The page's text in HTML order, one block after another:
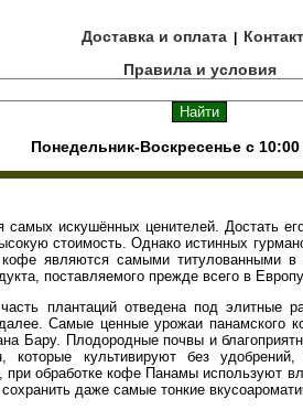
Доставка и оплата
Правила и условия
Понедельник-Воскресенье с
искушённых ценителей. Достать
стоимость. Однако истинных
кофе являются самыми титулованными
поставляемого прежде всего в
плантаций отведена под элитные
Самые ценные урожаи панамского
Бару. Плодородные почвы и
которые культивируют без
обработке кофе Панамы используют
даже самые тонкие